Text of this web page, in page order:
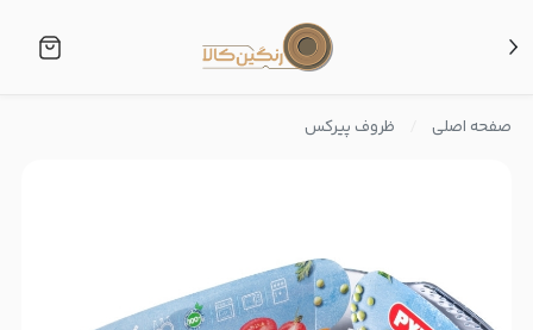
صفحه اصلی ظروف پیرکس